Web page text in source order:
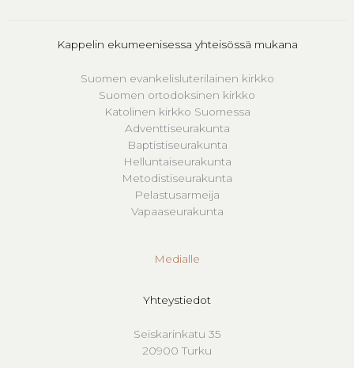
Kappelin ekumeenisessa yhteisössä mukana
Suomen evankelisluterilainen kirkko
Suomen ortodoksinen kirkko
Katolinen kirkko Suomessa
Adventtiseurakunta
Baptistiseurakunta
Helluntaiseurakunta
Metodistiseurakunta
Pelastusarmeija
Vapaaseurakunta
Medialle
Yhteystiedot
Seiskarinkatu 35
20900 Turku